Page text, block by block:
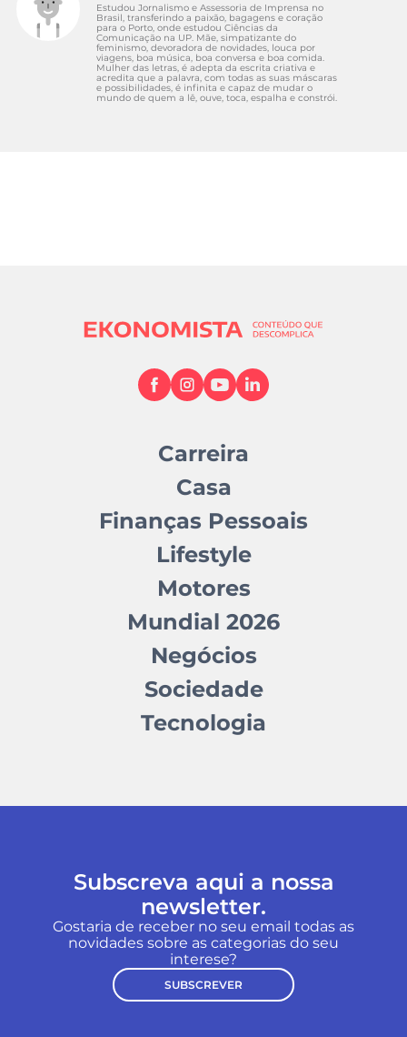
Estudou Jornalismo e Assessoria de Imprensa no
Brasil, transferindo a paixão, bagagens e coração
para o Porto, onde estudou Ciências da
Comunicação na UP. Mãe, simpatizante do
feminismo, devoradora de novidades, louca por
viagens, boa música, boa conversa e boa comida.
Mulher das letras, é adepta da escrita criativa e
acredita que a palavra, com todas as suas máscaras
e possibilidades, é infinita e capaz de mudar o
mundo de quem a lê, ouve, toca, espalha e constrói.
Carreira
Casa
Finanças Pessoais
Lifestyle
Motores
Mundial 2026
Negócios
Sociedade
Tecnologia
Subscreva aqui a nossa
newsletter.
Gostaria de receber no seu email todas as
novidades sobre as categorias do seu
interese?
SUBSCREVER